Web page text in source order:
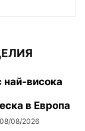
най-висока
в Европа
08/08/2026